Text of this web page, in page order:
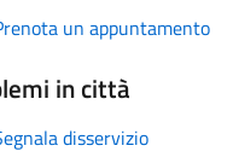
un appuntamento
in città
disservizio